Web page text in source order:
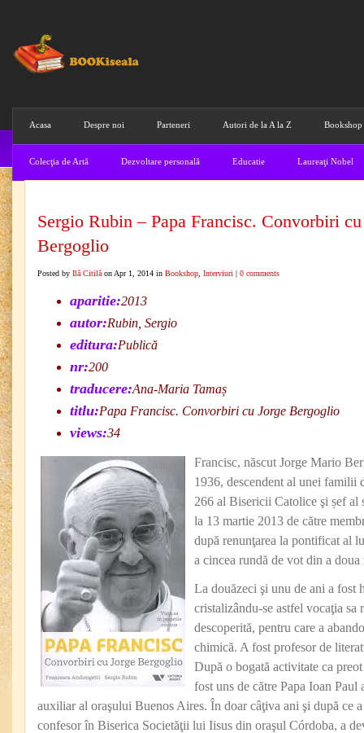
Acasa Despre noi Parteneri Autori de la A la Z Bookshop
Colecţia de Artă Dezvoltare personală Educatie Laureaţi Nobel
Sergio Rubin – Papa Francisc. Convorbiri
Bergoglio
Posted by Ilă Citilă on Apr 1, 2014 in Bookshop Interviuri | 0 comments
aparitie:2013
autor:Rubin, Sergio
editura:Publică
nr:200
traducere:Ana-Maria Tamaș
titlu:Papa Francisc. Convorbiri cu Jorge Bergoglio
views:34
Francisc, născut Jorge Mario
1936, descendent al unei familii
266 al Bisericii Catolice şi șef al
la 13 martie 2013 de către
după renunţarea la pontificat al
a cincea rundă de vot din a
La douăzeci şi unu de ani a fost
cristalizându-se astfel vocaţia sa
descoperită, pentru care a
chimică. A fost profesor de
După o bogată activitate ca
fost uns de către Papa Ioan
auxiliar al oraşului Buenos Aires. În doar câţiva ani şi după ce
confesor în Biserica Societăţii lui Iisus din oraşul Córdoba, a